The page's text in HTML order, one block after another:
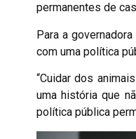
permanentes de
Para a
com uma política
“Cuidar dos
uma história que
política pública